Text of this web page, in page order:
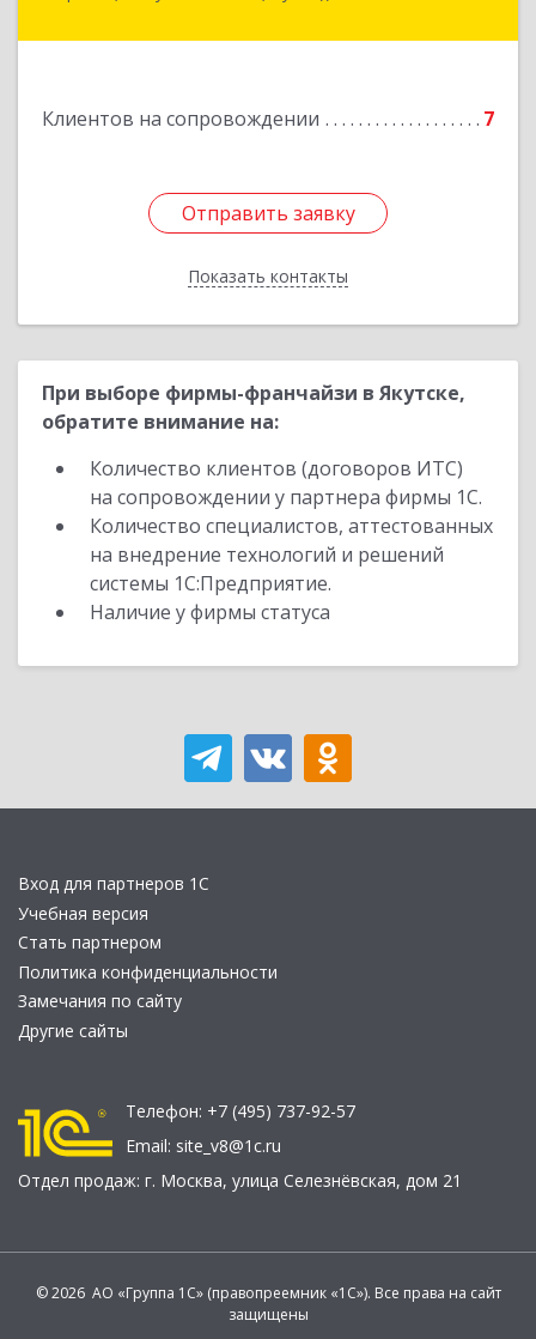
Клиентов на сопровождении 7
Отправить заявку
Показать контакты
Подробнее
Отправить заявку
Назад
При выборе фирмы-франчайзи в Якутске,
обратите внимание на:
Количество клиентов (договоров ИТС)
на сопровождении у партнера фирмы 1С.
Количество специалистов, аттестованных
на внедрение технологий и решений
системы 1С:Предприятие.
Наличие у фирмы статуса
Вход для партнеров 1С
Учебная версия
Стать партнером
Политика конфиденциальности
Замечания по сайту
Другие сайты
Телефон: +7 (495) 737-92-57
Email: site_v8@1c.ru
Отдел продаж: г. Москва, улица Селезнёвская, дом 21
© 2026 АО «Группа 1С» (правопреемник «1С»). Все права на сайт
защищены